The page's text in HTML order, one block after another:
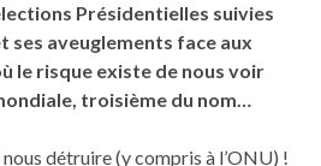
Présidentielles suivies
ses aveuglements face aux
le risque existe de nous voir
troisième du nom…
détruire (y compris à l’ONU) !